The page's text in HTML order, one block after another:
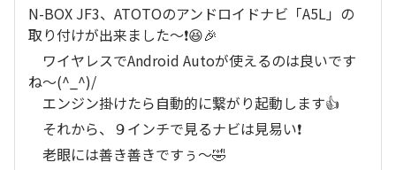
N-BOX JF3、ATOTOのアンドロイドナビ「A5L」の
取り付けが出来ました〜❗😆🎉
ワイヤレスでAndroid Autoが使えるのは良いです
ね～(^_^)/
エンジン掛けたら自動的に繋がり起動します👍
それから、９インチで見るナビは見易い❗
老眼には善き善きですぅ〜🤣